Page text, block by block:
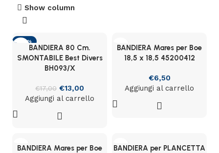
Show column
-24%
BANDIERA 80 Cm.
SMONTABILE Best Divers
BH093/X
€17,00 €13,00
Aggiungi al carrello
BANDIERA Mares per Boe
18,5 x 18,5 45200412
€6,50
Aggiungi al carrello
BANDIERA Mares per Boe
BANDIERA per PLANCETTA